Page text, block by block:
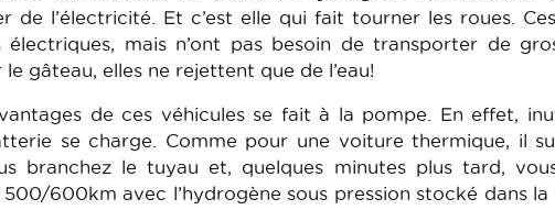
de l’électricité. Et c’est elle qui fait tourner les roues.
électriques, mais n’ont pas besoin de transporter de
le gâteau, elles ne rejettent que de l’eau!
de ces véhicules se fait à la pompe. En effet,
se charge. Comme pour une voiture thermique, il
branchez le tuyau et, quelques minutes plus tard,
600km avec l’hydrogène sous pression stocké dans